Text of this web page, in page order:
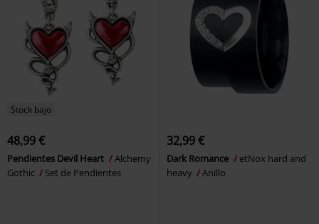
Stock bajo
48,99 €
Pendientes Devil Heart
Alchemy
Gothic
Set de Pendientes
32,99 €
Dark Romance
etNox hard and
heavy
Anillo